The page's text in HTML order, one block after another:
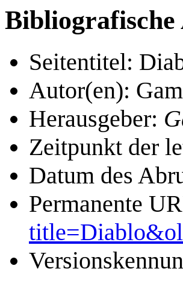
Seitentitel:
Autor(en):
Herausgeber:
Zeitpunkt der
Datum des
Permanente